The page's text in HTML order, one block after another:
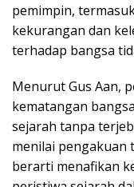
pemimpin,
kekurangan dan
terhadap bangsa
Menurut Gus Aan,
kematangan
sejarah tanpa
menilai pengakuan
berarti menafikan